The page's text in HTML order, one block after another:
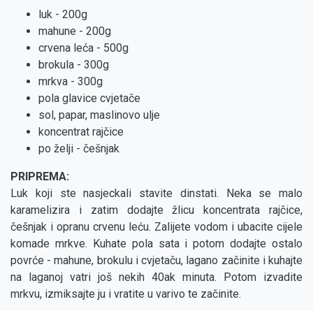
luk - 200g
mahune - 200g
crvena leća - 500g
brokula - 300g
mrkva - 300g
pola glavice cvjetače
sol, papar, maslinovo ulje
koncentrat rajčice
po želji - češnjak
PRIPREMA:
Luk koji ste nasjeckali stavite dinstati. Neka se malo
karamelizira i zatim dodajte žlicu koncentrata rajčice,
češnjak i opranu crvenu leću. Zalijete vodom i ubacite cijele
komade mrkve. Kuhate pola sata i potom dodajte ostalo
povrće - mahune, brokulu i cvjetaču, lagano začinite i kuhajte
na laganoj vatri još nekih 40ak minuta. Potom izvadite
mrkvu, izmiksajte ju i vratite u varivo te začinite.